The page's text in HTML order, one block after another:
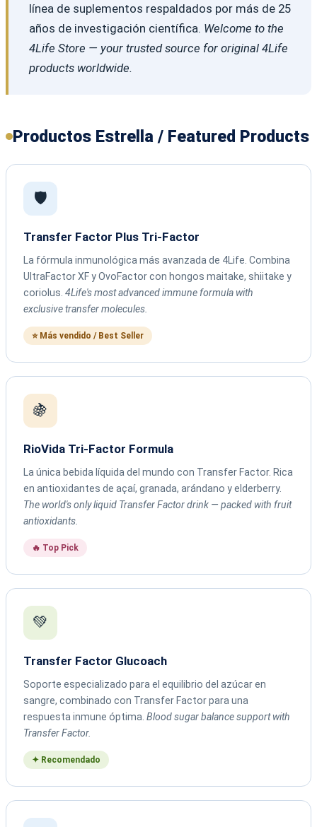
línea de suplementos respaldados por más de 25
años de investigación científica. Welcome to the
4Life Store — your trusted source for original 4Life
products worldwide.
Productos Estrella / Featured Products
🛡️
Transfer Factor Plus Tri-Factor
La fórmula inmunológica más avanzada de 4Life. Combina
UltraFactor XF y OvoFactor con hongos maitake, shiitake y
coriolus. 4Life's most advanced immune formula with
exclusive transfer molecules.
⭐ Más vendido / Best Seller
🍇
RioVida Tri-Factor Formula
La única bebida líquida del mundo con Transfer Factor. Rica
en antioxidantes de açaí, granada, arándano y elderberry.
The world's only liquid Transfer Factor drink — packed with fruit
antioxidants.
🔥 Top Pick
💚
Transfer Factor Glucoach
Soporte especializado para el equilibrio del azúcar en
sangre, combinado con Transfer Factor para una
respuesta inmune óptima. Blood sugar balance support with
Transfer Factor.
✦ Recomendado